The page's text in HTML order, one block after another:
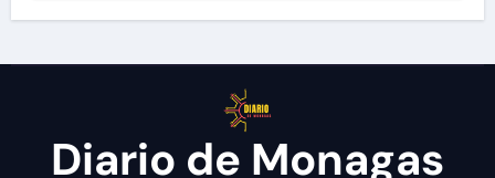
Diario de Monagas